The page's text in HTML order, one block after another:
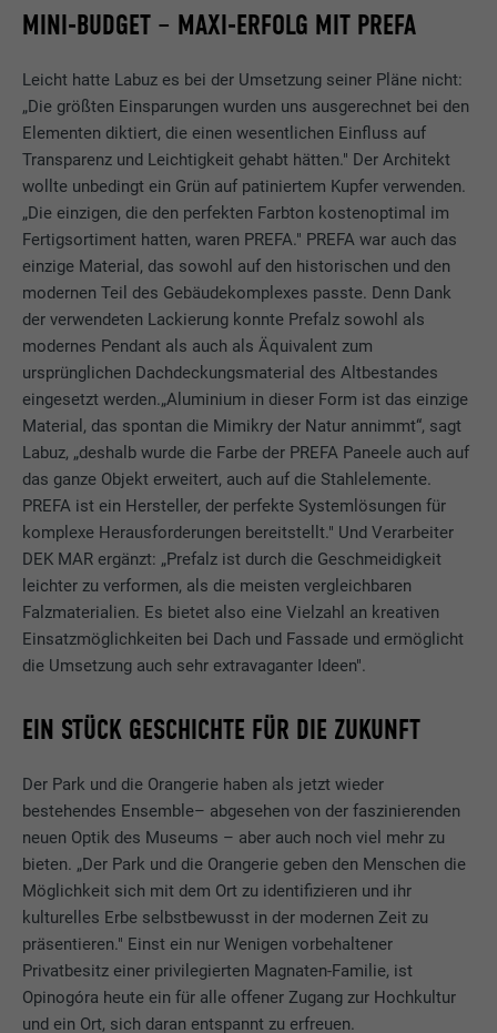
MINI-BUDGET – MAXI-ERFOLG MIT PREFA
Leicht hatte Labuz es bei der Umsetzung seiner Pläne nicht:
„Die größten Einsparungen wurden uns ausgerechnet bei den
Elementen diktiert, die einen wesentlichen Einfluss auf
Transparenz und Leichtigkeit gehabt hätten." Der Architekt
wollte unbedingt ein Grün auf patiniertem Kupfer verwenden.
„Die einzigen, die den perfekten Farbton kostenoptimal im
Fertigsortiment hatten, waren PREFA." PREFA war auch das
einzige Material, das sowohl auf den historischen und den
modernen Teil des Gebäudekomplexes passte. Denn Dank
der verwendeten Lackierung konnte Prefalz sowohl als
modernes Pendant als auch als Äquivalent zum
ursprünglichen Dachdeckungsmaterial des Altbestandes
eingesetzt werden.„Aluminium in dieser Form ist das einzige
Material, das spontan die Mimikry der Natur annimmt“, sagt
Labuz, „deshalb wurde die Farbe der PREFA Paneele auch auf
das ganze Objekt erweitert, auch auf die Stahlelemente.
PREFA ist ein Hersteller, der perfekte Systemlösungen für
komplexe Herausforderungen bereitstellt." Und Verarbeiter
DEK MAR ergänzt: „Prefalz ist durch die Geschmeidigkeit
leichter zu verformen, als die meisten vergleichbaren
Falzmaterialien. Es bietet also eine Vielzahl an kreativen
Einsatzmöglichkeiten bei Dach und Fassade und ermöglicht
die Umsetzung auch sehr extravaganter Ideen".
EIN STÜCK GESCHICHTE FÜR DIE ZUKUNFT
Der Park und die Orangerie haben als jetzt wieder
bestehendes Ensemble– abgesehen von der faszinierenden
neuen Optik des Museums – aber auch noch viel mehr zu
bieten. „Der Park und die Orangerie geben den Menschen die
Möglichkeit sich mit dem Ort zu identifizieren und ihr
kulturelles Erbe selbstbewusst in der modernen Zeit zu
präsentieren." Einst ein nur Wenigen vorbehaltener
Privatbesitz einer privilegierten Magnaten-Familie, ist
Opinogóra heute ein für alle offener Zugang zur Hochkultur
und ein Ort, sich daran entspannt zu erfreuen.